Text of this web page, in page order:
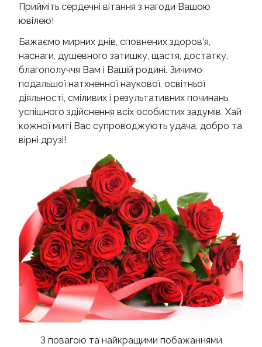
Прийміть сердечні вітання з нагоди Вашою
ювілею!
Бажаємо мирних днів, сповнених здоров’я,
наснаги, душевного затишку, щастя, достатку,
благополуччя Вам і Вашій родині. Зичимо
подальшої натхненної наукової, освітньої
діяльності, сміливих і результативних починань,
успішного здійснення всіх особистих задумів. Хай
кожної миті Вас супроводжують удача, добро та
вірні друзі!
З повагою та найкращими побажаннями